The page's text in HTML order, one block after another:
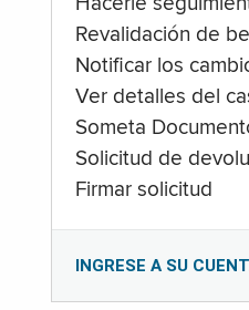
Hacerle
Revalidación de
Notificar los
Ver detalles del
Someta
Solicitud de
Firmar solicitud
INGRESE A SU